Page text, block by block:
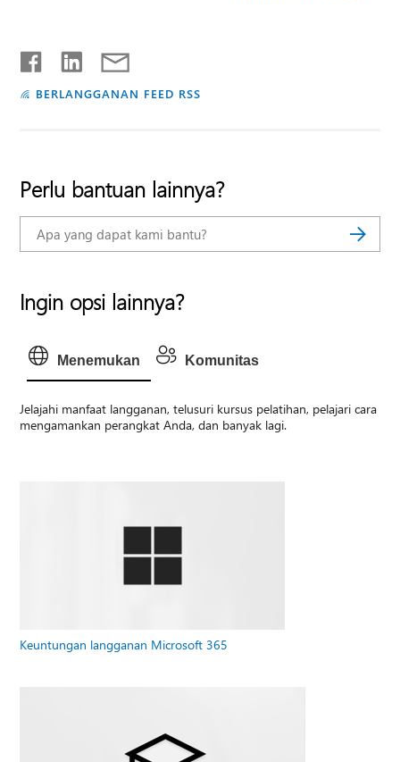
BERLANGGANAN FEED RSS
Perlu bantuan lainnya?
Ingin opsi lainnya?
Menemukan Komunitas
Jelajahi manfaat langganan, telusuri kursus pelatihan, pelajari cara
mengamankan perangkat Anda, dan banyak lagi.
Keuntungan langganan Microsoft 365